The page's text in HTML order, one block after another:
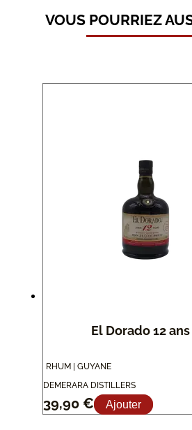
VOUS POURRIEZ
El Dorado 12
RHUM | GUYANE
DEMERARA DISTILLERS
39,90 € Ajouter